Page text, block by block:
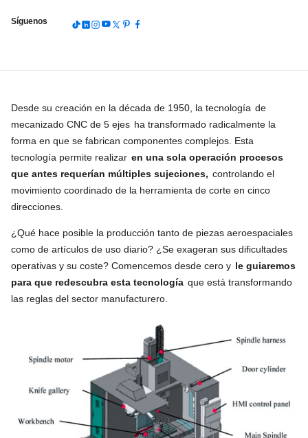
Síguenos
Desde su creación en la década de 1950, la tecnología de
mecanizado CNC de 5 ejes ha transformado radicalmente la
forma en que se fabrican componentes complejos. Esta
tecnología permite realizar en una sola operación procesos
que antes requerían múltiples sujeciones, controlando el
movimiento coordinado de la herramienta de corte en cinco
direcciones.
¿Qué hace posible la producción tanto de piezas aeroespaciales
como de artículos de uso diario? ¿Se exageran sus dificultades
operativas y su coste? Comencemos desde cero y le guiaremos
para que redescubra esta tecnología que está transformando
las reglas del sector manufacturero.